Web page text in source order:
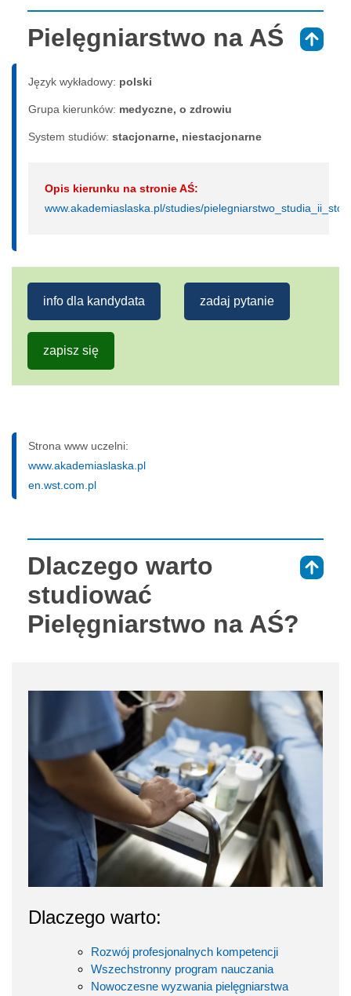
Pielęgniarstwo na AŚ
Język wykładowy: polski
Grupa kierunków: medyczne, o zdrowiu
System studiów: sta­cjo­nar­ne, nie­sta­cjo­nar­ne
Opis kierunku na stronie AŚ:
www.akademiaslaska.pl/studies/
info dla kandydata zadaj pytanie
zapisz się
Strona www uczelni:
www.akademiaslaska.pl
en.wst.com.pl
Dlaczego warto
studiować
Pielęgniarstwo na AŚ?
Dlaczego warto:
Rozwój profesjonalnych kompetencji
Wszechstronny program nauczania
Nowoczesne wyzwania pielęgniarstwa